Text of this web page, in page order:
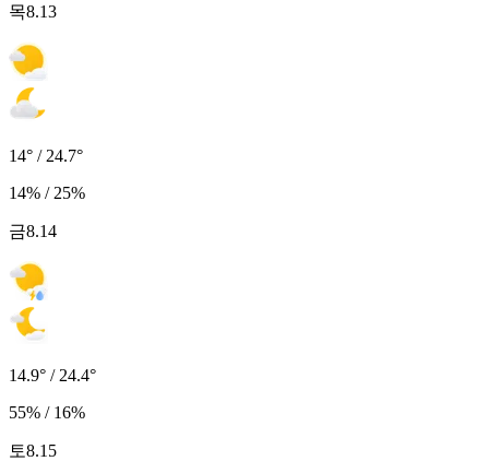
목8.13
14° / 24.7°
14% / 25%
금8.14
14.9° / 24.4°
55% / 16%
토8.15